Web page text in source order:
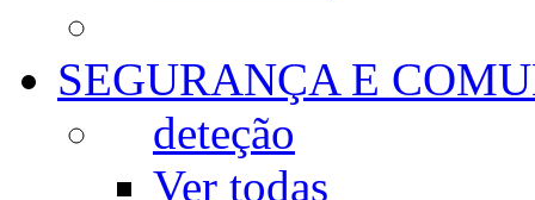
SEGURANÇA E
deteção
Ver todas